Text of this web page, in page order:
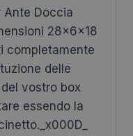
Ante Doccia
28x6x18
completamente
delle
vostro box
essendo la